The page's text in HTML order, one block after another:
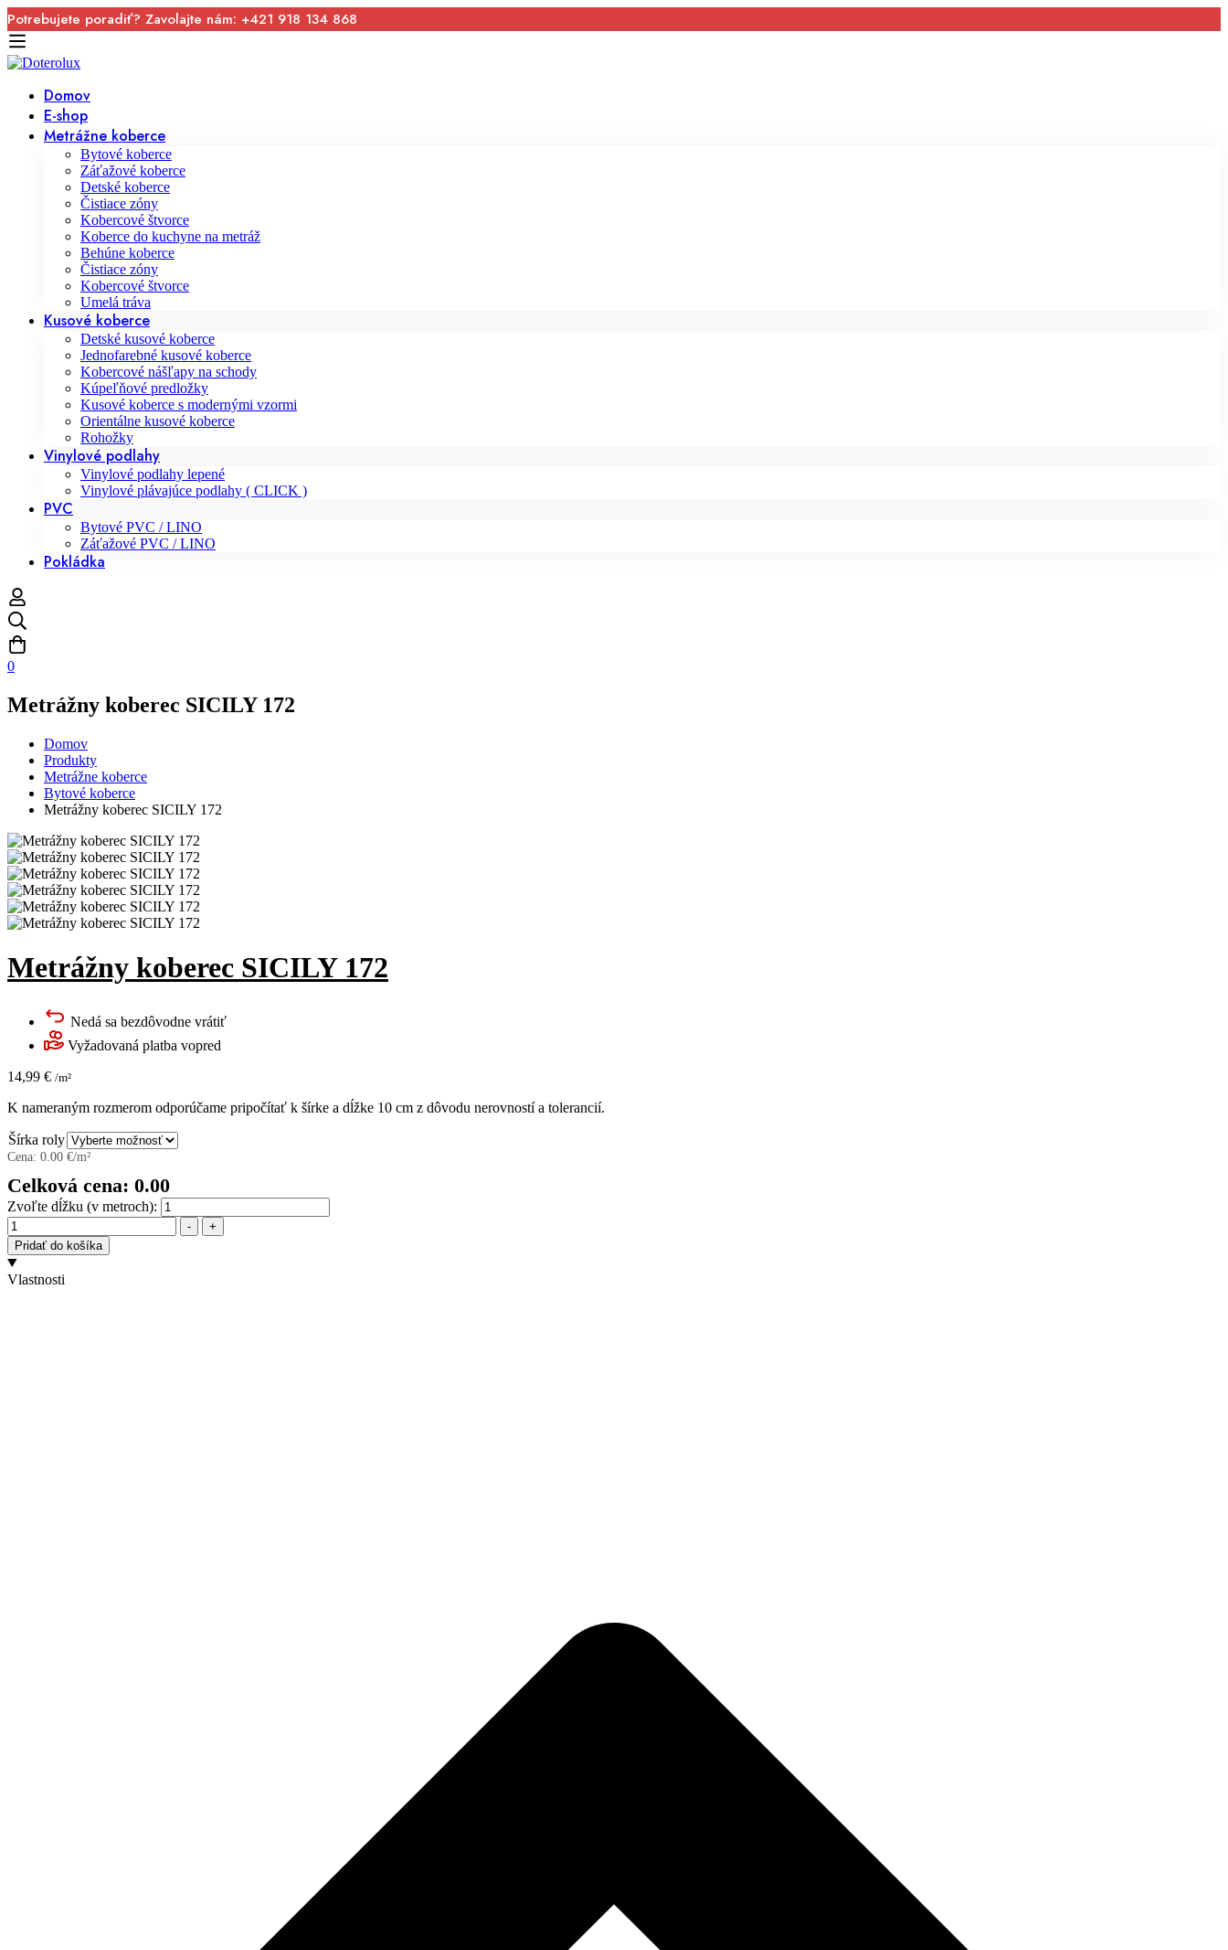
Potrebujete poradiť? Zavolajte nám: +421 918 134 868
Domov
E-shop
Metrážne koberce
Bytové koberce
Záťažové koberce
Detské koberce
Čistiace zóny
Kobercové štvorce
Koberce do kuchyne na metráž
Behúne koberce
Čistiace zóny
Kobercové štvorce
Umelá tráva
Kusové koberce
Detské kusové koberce
Jednofarebné kusové koberce
Kobercové nášľapy na schody
Kúpeľňové predložky
Kusové koberce s modernými vzormi
Orientálne kusové koberce
Rohožky
Vinylové podlahy
Vinylové podlahy lepené
Vinylové plávajúce podlahy ( CLICK )
PVC
Bytové PVC / LINO
Záťažové PVC / LINO
Pokládka
0
Metrážny koberec SICILY 172
Domov
Produkty
Metrážne koberce
Bytové koberce
Metrážny koberec SICILY 172
Metrážny koberec SICILY 172
Nedá sa bezdôvodne vrátiť
Vyžadovaná platba vopred
14,99 € /m²
K nameraným rozmerom odporúčame pripočítať k šírke a dĺžke 10 cm z dôvodu nerovností a tolerancií.
Šírka roly
Cena: 0.00 €/m²
Celková cena: 0.00
Zvoľte dĺžku (v metroch):
Množstvo
-
+
Pridať do košíka
Vlastnosti